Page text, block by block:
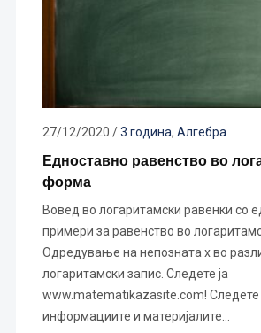
27/12/2020 /3 година, Алгебра
Едноставно равенство во
форма
Вовед во логаритамски равенки со
примери за равенство во
Одредување на непозната x во
логаритамски запис. Следете ја
www.matematikazasite.com! Следете
информациите и материјалите…